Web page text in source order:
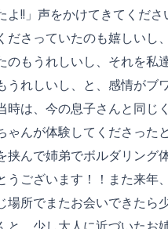
よ!!」声をかけてきてくだ
ださっていたのも嬉しいし
のもうれしいし、それを私
うれしいし、と、感情がブ
時は、今の息子さんと同じ
ゃんが体験してくださった
挟んで姉弟でボルダリング
うございます！！また来年
場所でまたお会いできたら